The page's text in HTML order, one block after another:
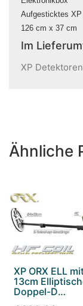
Aufgesticktes XP
126 cm x 37 cm
Im
XP
Ähnliche
XP ORX ELL
13cm
Doppel-D